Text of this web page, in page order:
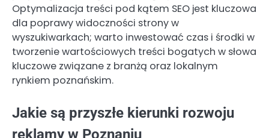
Optymalizacja treści pod kątem SEO jest kluczowa
dla poprawy widoczności strony w
wyszukiwarkach; warto inwestować czas i środki w
tworzenie wartościowych treści bogatych w słowa
kluczowe związane z branżą oraz lokalnym
rynkiem poznańskim.
Jakie są przyszłe kierunki rozwoju
reklamy w Poznaniu